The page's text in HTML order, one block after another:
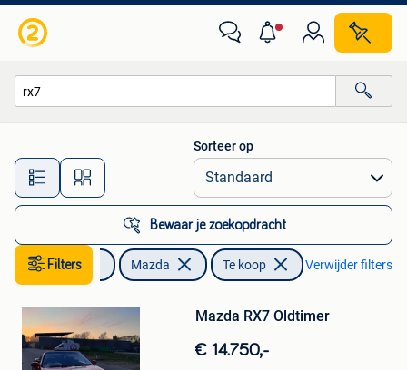
Alle afstanden…
Sorteer op
Bewaar je zoekopdracht
Filters
Auto's Mazda Te koop Verwijder filters
Mijn
Favorieten
Mazda RX7 Oldtimer
€ 14.750,-